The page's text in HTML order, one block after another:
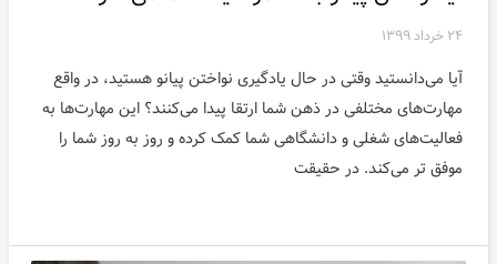
۲۴ خرداد ۱۳۹۹
آیا می‌دانستید وقتی در حال یادگیری نواختن پیانو هستید، در واقع
مهارت‌های مختلفی در ذهن شما ارتقا پیدا می‌کنند؟ این مهارت‌ها به
فعالیت‌های شغلی و دانشگاهی شما کمک کرده و روز به روز شما را
موفق تر می‌کند. در حقیقت